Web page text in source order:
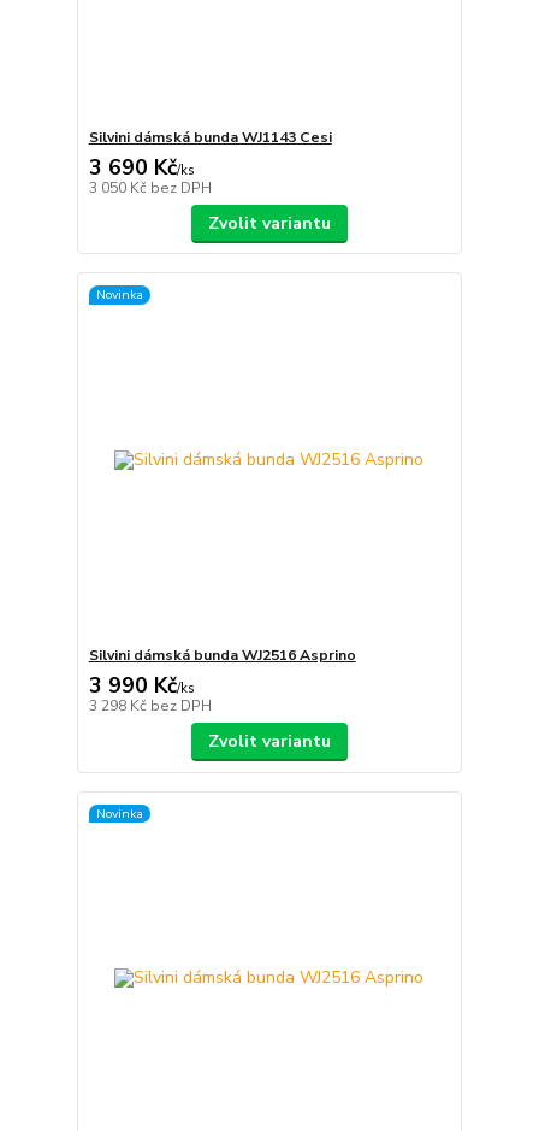
Silvini dámská bunda WJ1143 Cesi
3 690 Kč/ks
3 050 Kč bez DPH
Zvolit variantu
Novinka
Silvini dámská bunda WJ2516 Asprino
3 990 Kč/ks
3 298 Kč bez DPH
Zvolit variantu
Novinka